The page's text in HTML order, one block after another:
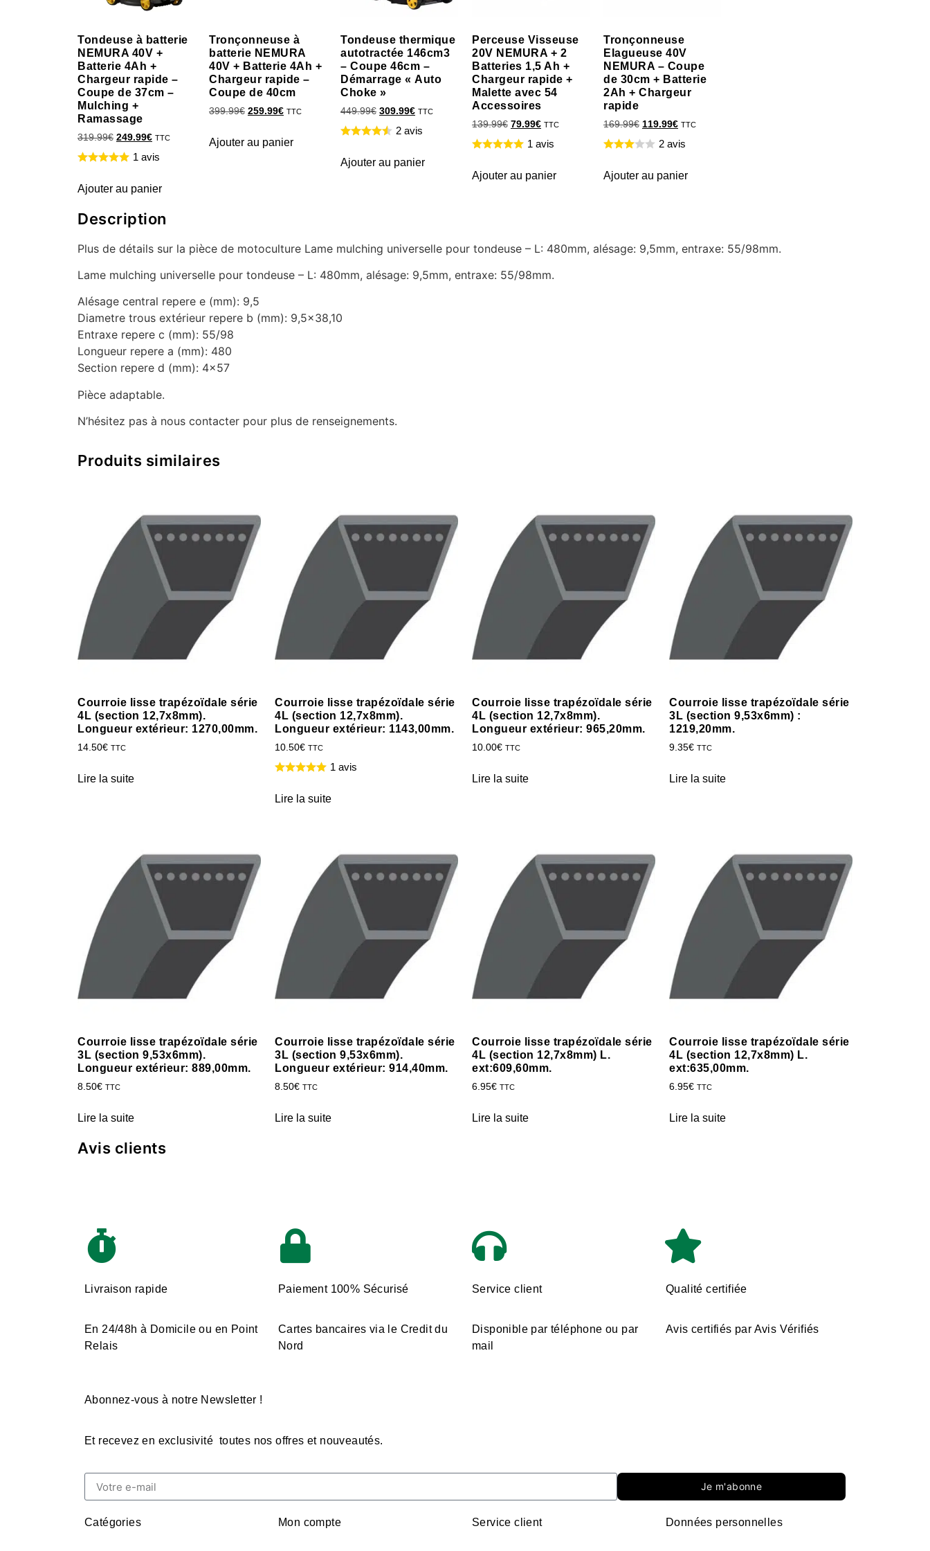
Tondeuse à batterie
NEMURA 40V +
Batterie 4Ah +
Chargeur rapide –
Coupe de 37cm –
Mulching +
Ramassage
319.99€ 249.99€ TTC
1 avis
Ajouter au panier
Tronçonneuse à
batterie NEMURA
40V + Batterie 4Ah +
Chargeur rapide –
Coupe de 40cm
399.99€ 259.99€ TTC
Ajouter au panier
Tondeuse thermique
autotractée 146cm3
– Coupe 46cm –
Démarrage « Auto
Choke »
449.99€ 309.99€ TTC
2 avis
Ajouter au panier
Perceuse Visseuse
20V NEMURA + 2
Batteries 1,5 Ah +
Chargeur rapide +
Malette avec 54
Accessoires
139.99€ 79.99€ TTC
1 avis
Ajouter au panier
Tronçonneuse
Elagueuse 40V
NEMURA – Coupe
de 30cm + Batterie
2Ah + Chargeur
rapide
169.99€ 119.99€ TTC
2 avis
Ajouter au panier
Description
Plus de détails sur la pièce de motoculture Lame mulching universelle pour tondeuse – L: 480mm, alésage: 9,5mm, entraxe: 55/98mm.
Lame mulching universelle pour tondeuse – L: 480mm, alésage: 9,5mm, entraxe: 55/98mm.
Alésage central repere e (mm): 9,5
Diametre trous extérieur repere b (mm): 9,5×38,10
Entraxe repere c (mm): 55/98
Longueur repere a (mm): 480
Section repere d (mm): 4×57
Pièce adaptable.
N’hésitez pas à nous contacter pour plus de renseignements.
Produits similaires
Courroie lisse trapézoïdale série
4L (section 12,7x8mm).
Longueur extérieur: 1270,00mm.
14.50€ TTC
Lire la suite
Courroie lisse trapézoïdale série
4L (section 12,7x8mm).
Longueur extérieur: 1143,00mm.
10.50€ TTC
1 avis
Lire la suite
Courroie lisse trapézoïdale série
4L (section 12,7x8mm).
Longueur extérieur: 965,20mm.
10.00€ TTC
Lire la suite
Courroie lisse trapézoïdale série
3L (section 9,53x6mm) :
1219,20mm.
9.35€ TTC
Lire la suite
Courroie lisse trapézoïdale série
3L (section 9,53x6mm).
Longueur extérieur: 889,00mm.
8.50€ TTC
Lire la suite
Courroie lisse trapézoïdale série
3L (section 9,53x6mm).
Longueur extérieur: 914,40mm.
8.50€ TTC
Lire la suite
Courroie lisse trapézoïdale série
4L (section 12,7x8mm) L.
ext:609,60mm.
6.95€ TTC
Lire la suite
Courroie lisse trapézoïdale série
4L (section 12,7x8mm) L.
ext:635,00mm.
6.95€ TTC
Lire la suite
Avis clients
Livraison rapide
En 24/48h à Domicile ou en Point
Relais
Paiement 100% Sécurisé
Cartes bancaires via le Credit du
Nord
Service client
Disponible par téléphone ou par
mail
Qualité certifiée
Avis certifiés par Avis Vérifiés
Abonnez-vous à notre Newsletter !
Et recevez en exclusivité toutes nos offres et nouveautés.
Je m'abonne
Catégories Mon compte Service client Données personnelles